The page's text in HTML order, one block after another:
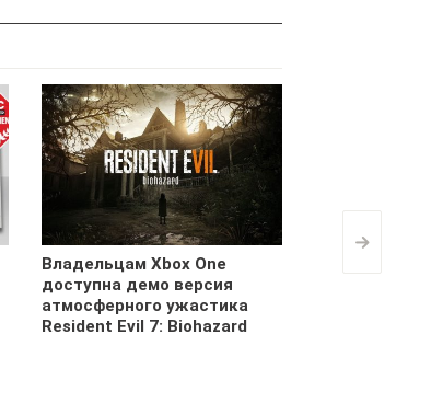
>
Владельцам Xbox One
доступна демо версия
атмосферного ужастика
Resident Evil 7: Biohazard